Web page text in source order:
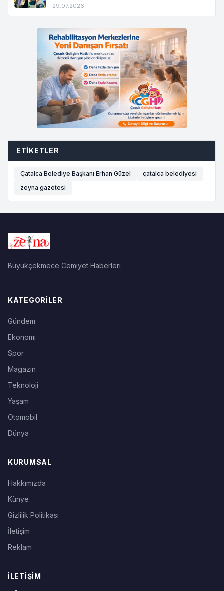
29.07.2026
ETIKETLER
Çatalca Belediye Başkanı Erhan Güzel
çatalca belediyesi
zeyna gazetesi
Büyükçekmece Cemiyet Haberleri
KATEGORILER
Gündem
Ekonomi
Spor
Magazin
Teknoloji
Yaşam
Otomobil
Dünya
KURUMSAL
Hakkımızda
Künye
Gizlilik Politikası
İletişim
Reklam
İLETIŞIM